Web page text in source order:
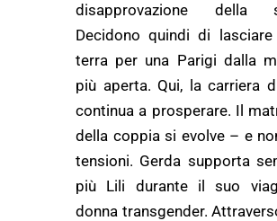
disapprovazione della
Decidono quindi di
terra per una Parigi dalla
più aperta. Qui, la carriera
continua a prosperare. Il
della coppia si evolve – e
tensioni. Gerda supporta
più Lili durante il suo
donna transgender.